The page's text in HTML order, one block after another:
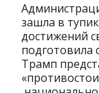
зашла в
достижений
подготовила
Трамп